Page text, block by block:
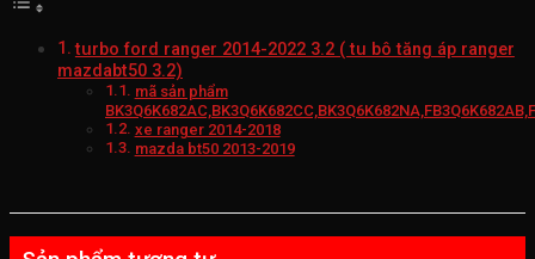
turbo ford ranger 2014-2022 3.2 ( tu bô tăng áp ranger
mazdabt50 3.2)
mã sản phẩm
xe ranger 2014-2018
mazda bt50 2013-2019